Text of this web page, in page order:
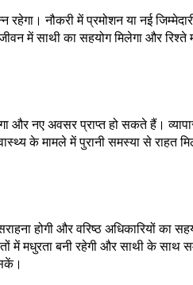
नौकरी में प्रमोशन या नई
में साथी का सहयोग मिलेगा और
नए अवसर प्राप्त हो सकते हैं।
के मामले में पुरानी समस्या से राहत
होगी और वरिष्ठ अधिकारियों का
मधुरता बनी रहेगी और साथी के साथ